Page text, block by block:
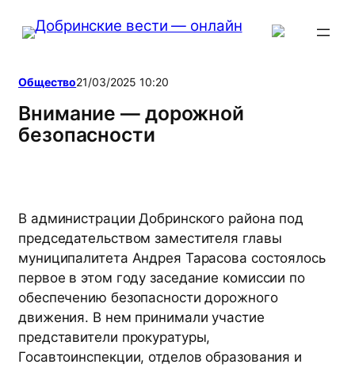
Перейти
Общество21/03/2025 10:20
Внимание — дорожной
безопасности
В администрации Добринского района под
председательством заместителя главы
муниципалитета Андрея Тарасова состоялось
первое в этом году заседание комиссии по
обеспечению безопасности дорожного
движения. В нем принимали участие
представители прокуратуры,
Госавтоинспекции, отделов образования и